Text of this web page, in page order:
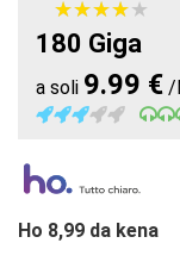
★★★★★
★★★★★
180 Giga
a soli 9.99 € /
Ho 8,99 da kena